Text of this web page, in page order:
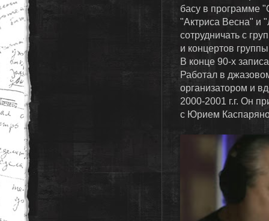
басу в программе
"Актриса Весна" и
сотрудничать с
и концертов
В конце 90-х
Работал в
организатором и
2000-2001 г.г. Он
с Юрием